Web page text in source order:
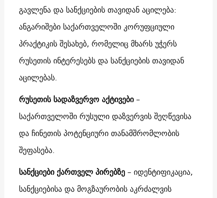
გავლენა და სანქციების თავიდან აცილება:
ანგარიშები საქართველოში კორუფციული
პრაქტიკის შესახებ, რომელიც მხარს უჭერს
რუსეთის ინტერესებს და სანქციების თავიდან
აცილებას.
რუსეთის სადაზვერვო აქტივები–
საქართველოში რუსული დაზვერვის შეღწევისა
და ჩინეთის პოტენციური თანამშრომლობის
შეფასება.
სანქციები ქართველ პირებზე– იდენტიფიკაცია,
სანქციებისა და მოგზაურობის აკრძალვის